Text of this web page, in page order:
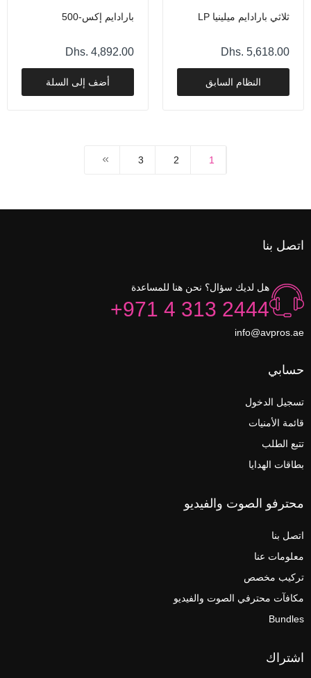
ثلاثي بارادايم ميلينيا LP
Dhs. 5,618.00
النظام السابق
بارادايم إكس-500
Dhs. 4,892.00
أضف إلى السلة
1
2
3
اتصل بنا
هل لديك سؤال؟ نحن هنا للمساعدة
+971 4 313 2444
info@avpros.ae
حسابي
تسجيل الدخول
قائمة الأمنيات
تتبع الطلب
بطاقات الهدايا
محترفو الصوت والفيديو
اتصل بنا
معلومات عنا
تركيب مخصص
مكافآت محترفي الصوت والفيديو
Bundles
اشتراك